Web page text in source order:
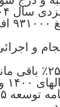
و
۷- پرداخت ۲۵٪